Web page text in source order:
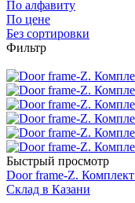
По алфавиту
По цене
Без сортировки
Фильтр
Быстрый просмотр
Door frame-Z.
Склад в Казани